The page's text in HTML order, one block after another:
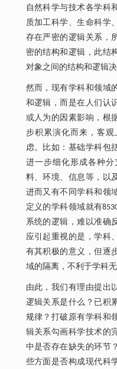
自然科学与技术各学科
质加工科学、生命科学
存在严密的逻辑关系，
密的结构和逻辑，此结
对象之间的结构和逻辑决
然而，现有学科和领域
和逻辑，而是在人们认
或人为的因素影响，根
步积累演化而来，客
虑。比如：基础学科包
进一步细化形成各种
料、环境、信息等，以
进而又有不同学科和领
定义的学科领域就有
系统的逻辑，难以准确
应引起重视的是，学科
有其积极的意义，但逐
域的隔离，不利于学科无
由此，我们有理由提出
逻辑关系是什么？已积
规律？打破原有学科和
辑关系勾画科学技术的
中是否存在缺失的环节
些方面是否构成现代科